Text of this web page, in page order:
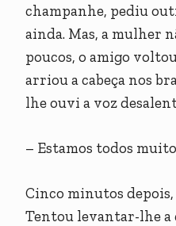
champanhe, pediu
ainda. Mas, a mulher
poucos, o amigo
arriou a cabeça nos
lhe ouvi a voz
– Estamos todos
Cinco minutos
Tentou levantar-lhe a